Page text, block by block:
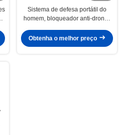
Sistema de defesa portátil do
homem, bloqueador anti-drones
Obtenha o melhor preço